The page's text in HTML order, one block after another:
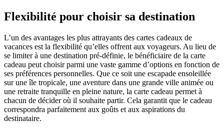
Flexibilité pour choisir sa destination
L’un des avantages les plus attrayants des cartes cadeaux de
vacances est la flexibilité qu’elles offrent aux voyageurs. Au lieu de
se limiter à une destination pré-définie, le bénéficiaire de la carte
cadeau peut choisir parmi une vaste gamme d’options en fonction de
ses préférences personnelles. Que ce soit une escapade ensoleillée
sur une île tropicale, une aventure dans une grande ville animée ou
une retraite tranquille en pleine nature, la carte cadeau permet à
chacun de décider où il souhaite partir. Cela garantit que le cadeau
correspondra parfaitement aux goûts et aux aspirations du
destinataire.